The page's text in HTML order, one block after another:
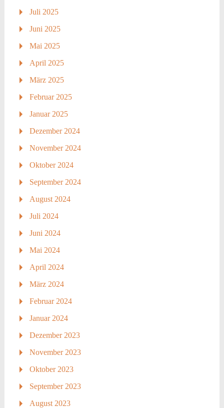
Juli 2025
Juni 2025
Mai 2025
April 2025
März 2025
Februar 2025
Januar 2025
Dezember 2024
November 2024
Oktober 2024
September 2024
August 2024
Juli 2024
Juni 2024
Mai 2024
April 2024
März 2024
Februar 2024
Januar 2024
Dezember 2023
November 2023
Oktober 2023
September 2023
August 2023